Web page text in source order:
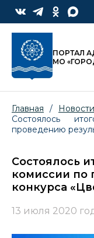
ПОРТАЛ
МО
Главная / Новости
Состоялось
проведению
Состоялось
комиссии по
конкурса
13 июля 2020